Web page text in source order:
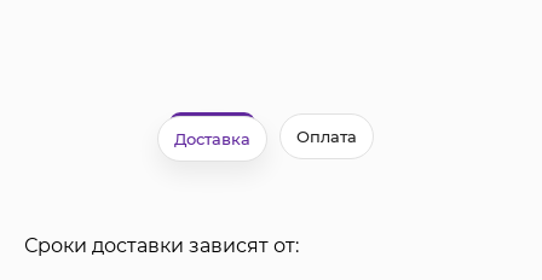
Доставка Оплата
Сроки доставки зависят от: